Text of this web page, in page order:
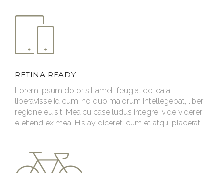
RETINA READY
Lorem ipsum dolor sit amet, feugiat delicata
liberavisse id cum, no quo maiorum intellegebat, liber
regione eu sit. Mea cu case ludus integre, vide viderer
eleifend ex mea. His ay diceret, cum et atqui placerat.